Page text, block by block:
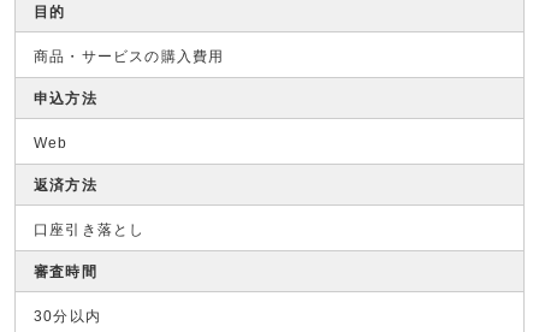
目的
商品・サービスの購入費用
申込方法
Web
返済方法
口座引き落とし
審査時間
30分以内